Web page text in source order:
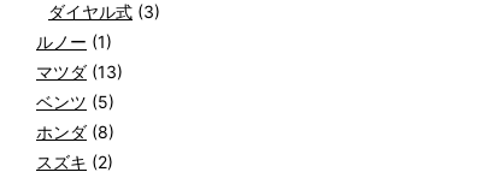
ダイヤル式 (3)
ルノー (1)
マツダ (13)
ベンツ (5)
ホンダ (8)
スズキ (2)